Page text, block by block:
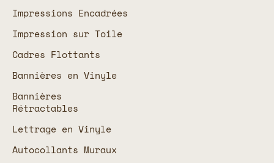
Impressions Encadrées
Impression sur Toile
Cadres Flottants
Bannières en Vinyle
Bannières
Rétractables
Lettrage en Vinyle
Autocollants Muraux